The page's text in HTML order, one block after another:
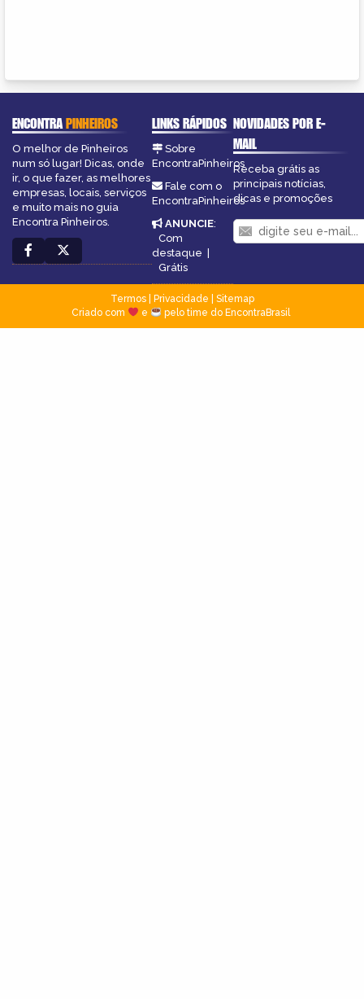
ENCONTRAPINHEIROS
O melhor de Pinheiros
num só lugar! Dicas, onde
ir, o que fazer, as melhores
empresas, locais, serviços
e muito mais no guia
Encontra Pinheiros.
LINKS RÁPIDOS
Sobre
EncontraPinheiros
Fale com o
EncontraPinheiros
ANUNCIE:
Com
destaque |
Grátis
NOVIDADES POR E-
MAIL
Receba grátis as
principais notícias,
dicas e promoções
Termos| Privacidade
Sitemap
Criado com
e pelo time do EncontraBrasil